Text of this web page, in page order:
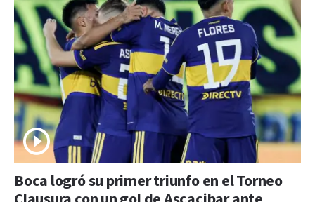
Boca logró su primer triunfo en el Torneo